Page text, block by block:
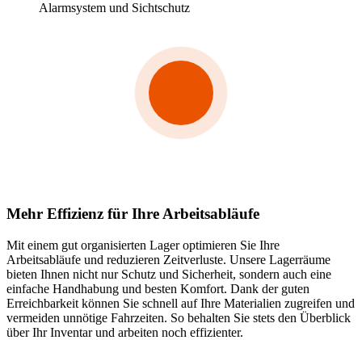
Alarmsystem und Sichtschutz
Mehr Effizienz für Ihre Arbeitsabläufe
Mit einem gut organisierten Lager optimieren Sie Ihre
Arbeitsabläufe und reduzieren Zeitverluste. Unsere Lagerräume
bieten Ihnen nicht nur Schutz und Sicherheit, sondern auch eine
einfache Handhabung und besten Komfort. Dank der guten
Erreichbarkeit können Sie schnell auf Ihre Materialien zugreifen und
vermeiden unnötige Fahrzeiten. So behalten Sie stets den Überblick
über Ihr Inventar und arbeiten noch effizienter.